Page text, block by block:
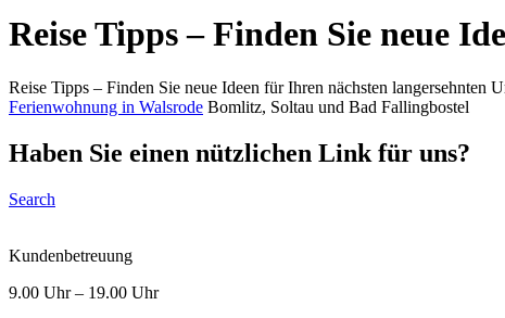
Reise Tipps – Finden Sie neue
Reise Tipps – Finden Sie neue Ideen für Ihren nächsten langersehnten
Ferienwohnung in Walsrode Bomlitz, Soltau und Bad Fallingbostel
Haben Sie einen nützlichen Link für uns?
Search
Kundenbetreuung
9.00 Uhr – 19.00 Uhr